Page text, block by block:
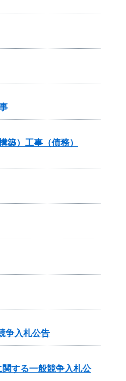
）工事（債務）
争入札公告
する一般競争入札公